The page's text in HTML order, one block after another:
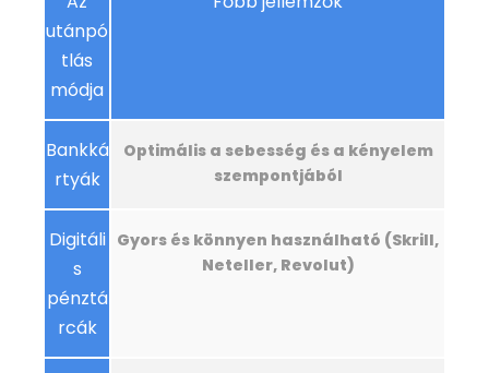
utánpó
tlás
módja
Bankká
rtyák
Optimális a sebesség és a kényelem
szempontjából
Digitáli
s
pénztá
rcák
Gyors és könnyen használható (Skrill,
Neteller, Revolut)